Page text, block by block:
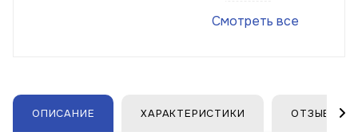
Смотреть все
ОПИСАНИЕ ХАРАКТЕРИСТИКИ ОТЗЫВЫ